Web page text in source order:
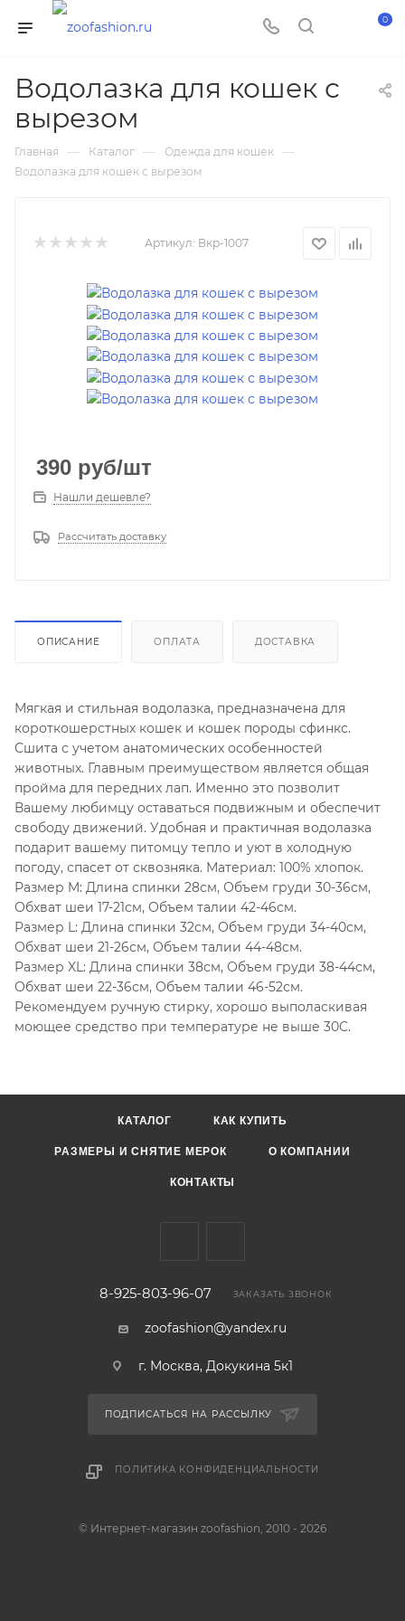
0
Водолазка для кошек с
вырезом
Главная — Каталог — Одежда для кошек —
Водолазка для кошек с вырезом
Артикул: Вкр-1007
390 руб/шт
Нашли дешевле?
Рассчитать доставку
ОПИСАНИЕ ОПЛАТА ДОСТАВКА
Мягкая и стильная водолазка, предназначена для
короткошерстных кошек и кошек породы сфинкс.
Сшита с учетом анатомических особенностей
животных. Главным преимуществом является общая
пройма для передних лап. Именно это позволит
Вашему любимцу оставаться подвижным и обеспечит
свободу движений. Удобная и практичная водолазка
подарит вашему питомцу тепло и уют в холодную
погоду, спасет от сквозняка. Материал: 100% хлопок.
Размер M: Длина спинки 28см, Объем груди 30-36см,
Обхват шеи 17-21см, Объем талии 42-46см.
Размер L: Длина спинки 32см, Объем груди 34-40см,
Обхват шеи 21-26см, Объем талии 44-48см.
Размер XL: Длина спинки 38см, Объем груди 38-44см,
Обхват шеи 22-36см, Объем талии 46-52см.
Рекомендуем ручную стирку, хорошо выполаскивая
моющее средство при температуре не выше 30С.
КАТАЛОГ КАК КУПИТЬ
РАЗМЕРЫ И СНЯТИЕ МЕРОК О КОМПАНИИ
КОНТАКТЫ
8-925-803-96-07 ЗАКАЗАТЬ ЗВОНОК
zoofashion@yandex.ru
г. Москва, Докукина 5к1
ПОДПИСАТЬСЯ НА РАССЫЛКУ
ПОЛИТИКА КОНФИДЕНЦИАЛЬНОСТИ
© Интернет-магазин zoofashion, 2010 - 2026